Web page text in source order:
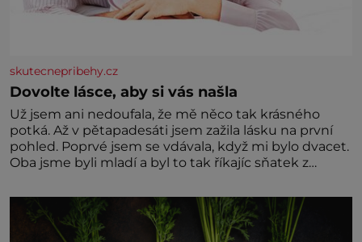
skutecnepribehy.cz
Dovolte lásce, aby si vás našla
Už jsem ani nedoufala, že mě něco tak krásného
potká. Až v pětapadesáti jsem zažila lásku na první
pohled. Poprvé jsem se vdávala, když mi bylo dvacet.
Oba jsme byli mladí a byl to tak říkajíc sňatek z
zaopatřený mladý muž. Manželství nám oběma moc
nesvědčilo, brzy jsme zjistili, že